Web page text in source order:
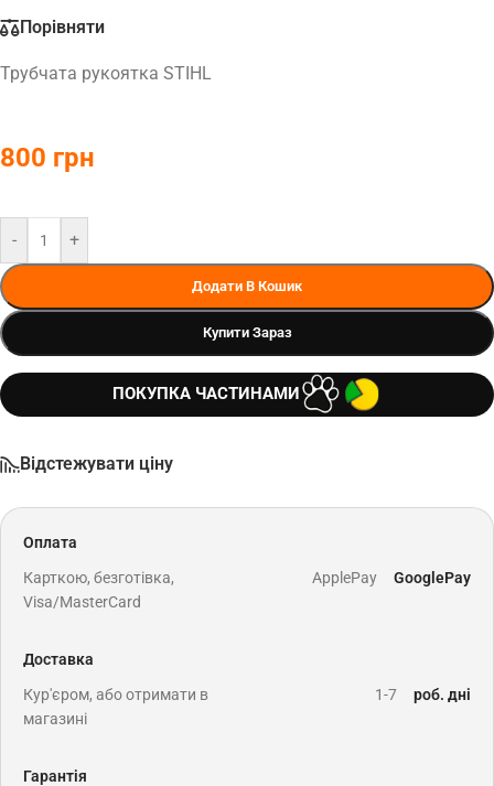
Порівняти
Трубчата рукоятка STIHL
800 грн
- +
Додати В Кошик
Купити Зараз
ПОКУПКА ЧАСТИНАМИ
Відстежувати ціну
Оплата
Карткою, безготівка,
Visa/MasterCard
ApplePay GooglePay
Доставка
Кур'єром, або отримати в
магазині
1-7 роб. дні
Гарантія